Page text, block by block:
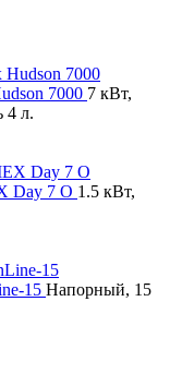
7000 7 кВт,
4 л.
Day 7 O 1.5 кВт,
15 Напорный, 15